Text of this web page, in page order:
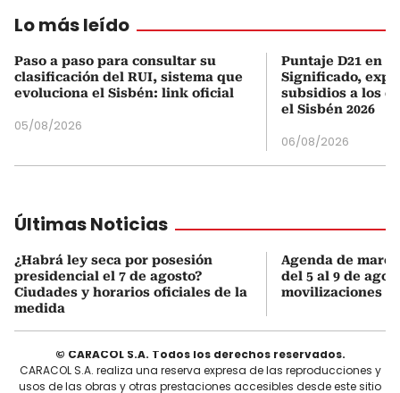
Lo más leído
Paso a paso para consultar su
clasificación del RUI, sistema que
evoluciona el Sisbén: link oficial
05/08/2026
Puntaje D21 en
Significado,
subsidios a los
el Sisbén 2026
06/08/2026
Últimas Noticias
¿Habrá ley seca por posesión
presidencial el 7 de agosto?
Ciudades y horarios oficiales de la
medida
Agenda de
del 5 al 9 de
movilizaciones y
© CARACOL S.A. Todos los derechos reservados.
CARACOL S.A. realiza una reserva expresa de las reproducciones y
usos de las obras y otras prestaciones accesibles desde este sitio